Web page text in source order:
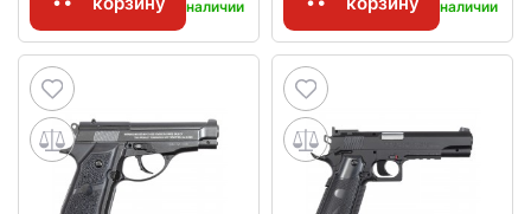
наличии
наличии